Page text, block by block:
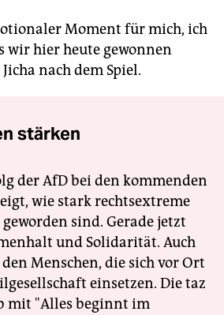
Moment für mich, ich
wir hier heute gewonnen
nach dem Spiel.
stärken
der AfD bei den kommenden
wie stark rechtsextreme
sind. Gerade jetzt
und Solidarität. Auch
Menschen, die sich vor Ort
einsetzen. Die taz
mit "Alles beginnt im